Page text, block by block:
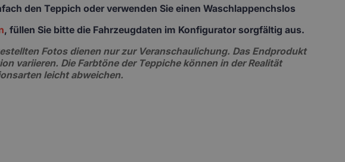
den Teppich oder verwenden Sie einen Waschlappenchslos
, füllen Sie bitte die Fahrzeugdaten im Konfigurator sorgfältig aus.
Fotos dienen nur zur Veranschaulichung. Das Endprodukt
variieren. Die Farbtöne der Teppiche können in der Realität
leicht abweichen.